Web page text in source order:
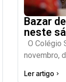
Bazar
neste
O Colégio
novembro,
Ler artigo